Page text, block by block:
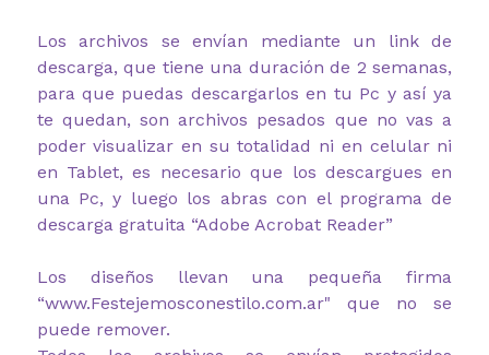
Los archivos se envían mediante un link de
descarga, que tiene una duración de 2 semanas,
para que puedas descargarlos en tu Pc y así ya
te quedan, son archivos pesados que no vas a
poder visualizar en su totalidad ni en celular ni
en Tablet, es necesario que los descargues en
una Pc, y luego los abras con el programa de
descarga gratuita “Adobe Acrobat Reader”
Los diseños llevan una pequeña firma
“www.Festejemosconestilo.com.ar" que no se
puede remover.